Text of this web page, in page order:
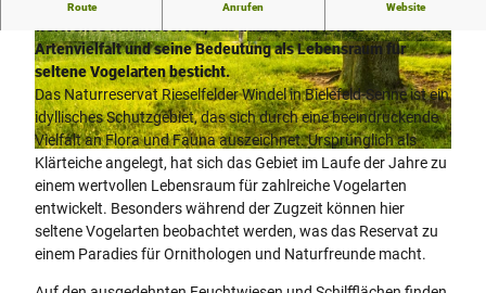
© Bielefeld Marketing GmbH / D. Ketz, Dominik Ketz |CC-BY-SA
© Bielefeld Marketing GmbH / D. Ketz, Dominik
Ketz |
CC-BY-SA
© Bielefeld Marketing GmbH / D. Ketz, Dominik
Ketz |CC-BY-SA
Route Anrufen Website
Artenvielfalt und seine Bedeutung als Lebensraum für
seltene Vogelarten besticht.
Das Naturreservat Rieselfelder Windel in Bielefeld-Senne ist ein
idyllisches Schutzgebiet, das sich durch eine beeindruckende
Vielfalt an Flora und Fauna auszeichnet. Ursprünglich als
Klärteiche angelegt, hat sich das Gebiet im Laufe der Jahre zu
einem wertvollen Lebensraum für zahlreiche Vogelarten
entwickelt. Besonders während der Zugzeit können hier
seltene Vogelarten beobachtet werden, was das Reservat zu
einem Paradies für Ornithologen und Naturfreunde macht.